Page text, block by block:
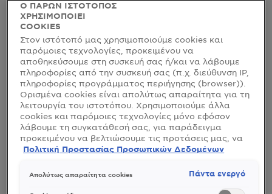
Ο ΠΑΡΩΝ ΙΣΤΟΤΟΠΟΣ
ΧΡΗΣΙΜΟΠΟΙΕΙ
COOKIES
Στον ιστότοπό μας χρησιμοποιούμε cookies και
παρόμοιες τεχνολογίες, προκειμένου να
αποθηκεύσουμε στη συσκευή σας ή/και να λάβουμε
πληροφορίες από την συσκευή σας (π.χ. διεύθυνση IP,
πληροφορίες προγράμματος περιήγησης (browser)).
Ορισμένα cookies είναι απολύτως απαραίτητα για τη
λειτουργία του ιστοτόπου. Χρησιμοποιούμε άλλα
cookies και παρόμοιες τεχνολογίες μόνο εφόσον
λάβουμε τη συγκατάθεσή σας, για παράδειγμα
προκειμένου να βελτιώσουμε τις προτάσεις μας, να
αναλύσουμε τη χρήση, να προσαρμόσουμε το
αναγνωρίσουμε τον browser/ τη συσκευή σας για τη
δημιουργία προφίλ με τα ενδιαφέροντά σας και να
Πολιτική Προστασίας Προσωπικών Δεδομένων
Απολύτως απαραίτητα cookies Πάντα ενεργό